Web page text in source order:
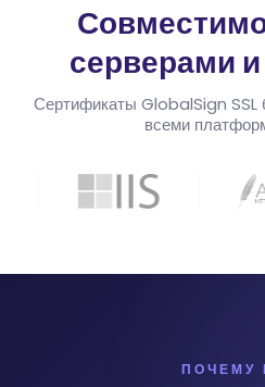
серверами
Сертификаты GlobalSign SSL
всеми
ПОЧЕМУ